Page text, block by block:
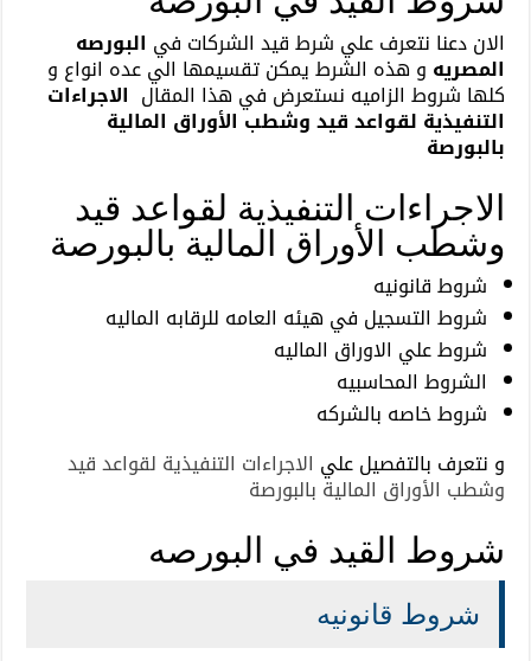
الان دعنا نتعرف علي شرط قيد الشركات في البورصه
المصريه و هذه الشرط يمكن تقسيمها الي عده انواع و
كلها شروط الزاميه نستعرض في هذا المقال الاجراءات
التنفيذية لقواعد قيد وشطب الأوراق المالية
بالبورصة
الاجراءات التنفيذية لقواعد قيد
وشطب الأوراق المالية بالبورصة
شروط قانونيه
شروط التسجيل في هيئه العامه للرقابه الماليه
شروط علي الاوراق الماليه
الشروط المحاسبيه
شروط خاصه بالشركه
و نتعرف بالتفصيل علي الاجراءات التنفيذية لقواعد قيد
وشطب الأوراق المالية بالبورصة
شروط القيد في البورصه
شروط قانونيه